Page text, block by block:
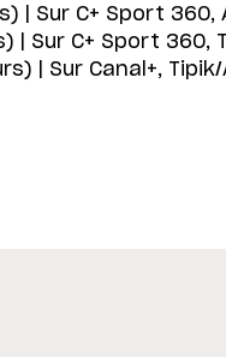
| Sur C+ Sport 360,
| Sur C+ Sport 360,
| Sur Canal+, Tipik/